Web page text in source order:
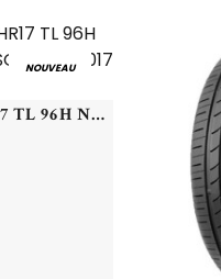
NOUVEAU
NEXEN - 215/60 HR17 TL 96H NEXEN N'BLUE 4 SEASON - 2156017 - DBB